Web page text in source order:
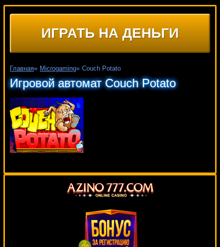
ИГРАТЬ НА ДЕНЬГИ
Главная» Microgaming» Couch Potato
Игровой автомат Couch Potato